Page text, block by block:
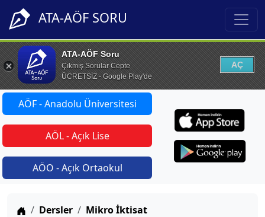
ATA-AÖF SORU
ATA-AÖF Soru
Çıkmış Sorular Cepte
ÜCRETSİZ - Google Play'de
AÇ
AÖF - Anadolu Üniversitesi
AÖL - Açık Lise
AÖO - Açık Ortaokul
Anasayfa
Dersler
Mikro İktisat